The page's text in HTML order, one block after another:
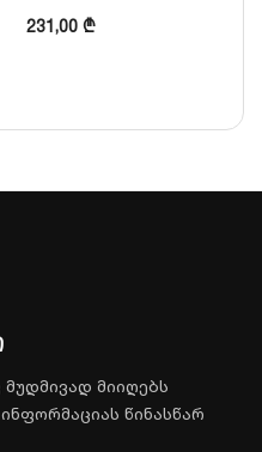
231,00 ₾
მიიღებს
წინასწარ